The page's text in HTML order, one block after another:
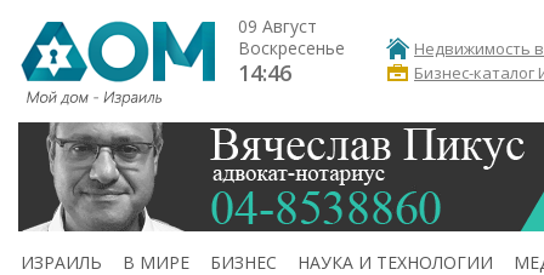
09 Август
Воскресенье
14:46
Недвижимость
Бизнес-каталог
ИЗРАИЛЬ В МИРЕ БИЗНЕС НАУКА И ТЕХНОЛОГИИ